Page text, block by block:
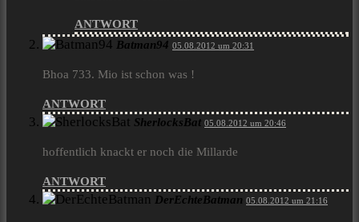
ANTWORT
Batman94 05.08.2012 um 20:31
Bhoa 733. Mio ist schon was !
ANTWORT
SherlocksBat 05.08.2012 um 20:46
hoffentlich knackt er noch die Millarde
ANTWORT
DerEchteBatman 05.08.2012 um 21:16